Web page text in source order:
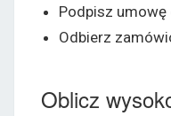
Podpisz umowę
Odbierz
Oblicz